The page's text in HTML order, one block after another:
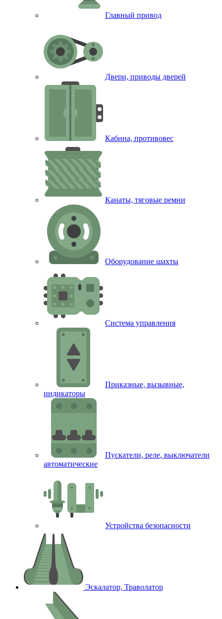
Главный привод
Двери, приводы дверей
Кабина, противовес
Канаты, тяговые ремни
Оборудование шахты
Система управления
Приказные, вызывные,
индикаторы
Пускатели, реле, выключатели
автоматические
Устройства безопасности
Эскалатор, Траволатор